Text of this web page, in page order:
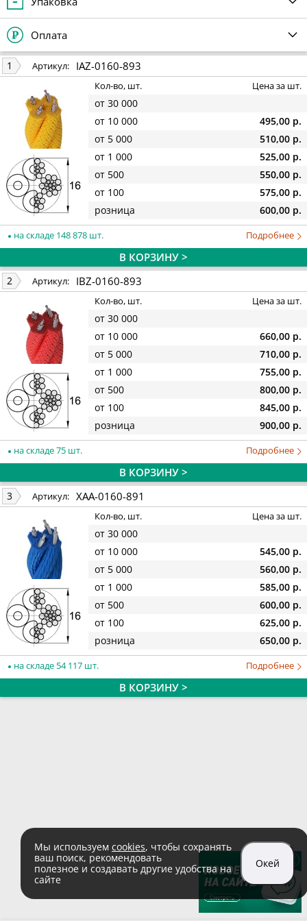
Оплата
1 Артикул: IAZ-0160-893
Кол-во, шт. Цена за шт.
от 30 000
от 10 000
495,00 р.
от 5 000
510,00 р.
от 1 000
525,00 р.
от 500
550,00 р.
от 100
575,00 р.
розница
600,00 р.
на складе 148 878 шт. Подробнее
В КОРЗИНУ >
2 Артикул: IBZ-0160-893
Кол-во, шт. Цена за шт.
от 30 000
от 10 000
660,00 р.
от 5 000
710,00 р.
от 1 000
755,00 р.
от 500
800,00 р.
от 100
845,00 р.
розница
900,00 р.
на складе 75 шт. Подробнее
В КОРЗИНУ >
3 Артикул: XAA-0160-891
Кол-во, шт. Цена за шт.
от 30 000
от 10 000
545,00 р.
от 5 000
560,00 р.
от 1 000
585,00 р.
от 500
600,00 р.
от 100
625,00 р.
розница
650,00 р.
на складе 54 117 шт. Подробнее
В КОРЗИНУ >
Мы используем cookies, чтобы сохранять
ваш поиск, рекомендовать
полезное и создавать другие удобства на
сайте
Окей